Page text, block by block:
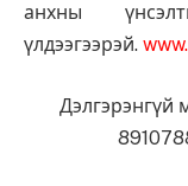
анхны
үлдээгээрэй.
Дэлгэрэнгүй